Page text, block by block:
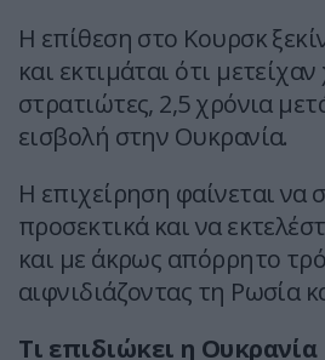
Η επίθεση στο Κουρσκ
και εκτιμάται ότι μετείχαν
στρατιώτες, 2,5 χρόνια
εισβολή στην Ουκρανία.
Η επιχείρηση φαίνεται να
προσεκτικά και να
και με άκρως απόρρητο
αιφνιδιάζοντας τη Ρωσία
Τι επιδιώκει η Ουκρανία